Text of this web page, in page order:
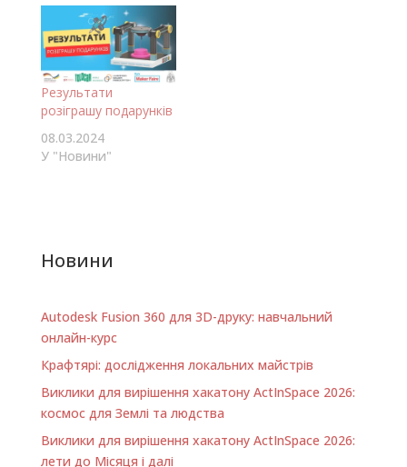
березня о 19:00 ми
розіграємо 24 призи.
Що ми будемо
розігрувати: 3D-
принтер Creality
Ender-3 V2 від
організатора події,
ГО Мейкер Хаб 3
паяльника ANENG
Результати
розіграшу подарунків
08.03.2024
У "Новини"
Новини
Autodesk Fusion 360 для 3D-друку: навчальний
онлайн-курс
Крафтярі: дослідження локальних майстрів
Виклики для вирішення хакатону ActInSpace 2026:
космос для Землі та людства
Виклики для вирішення хакатону ActInSpace 2026:
лети до Місяця і далі